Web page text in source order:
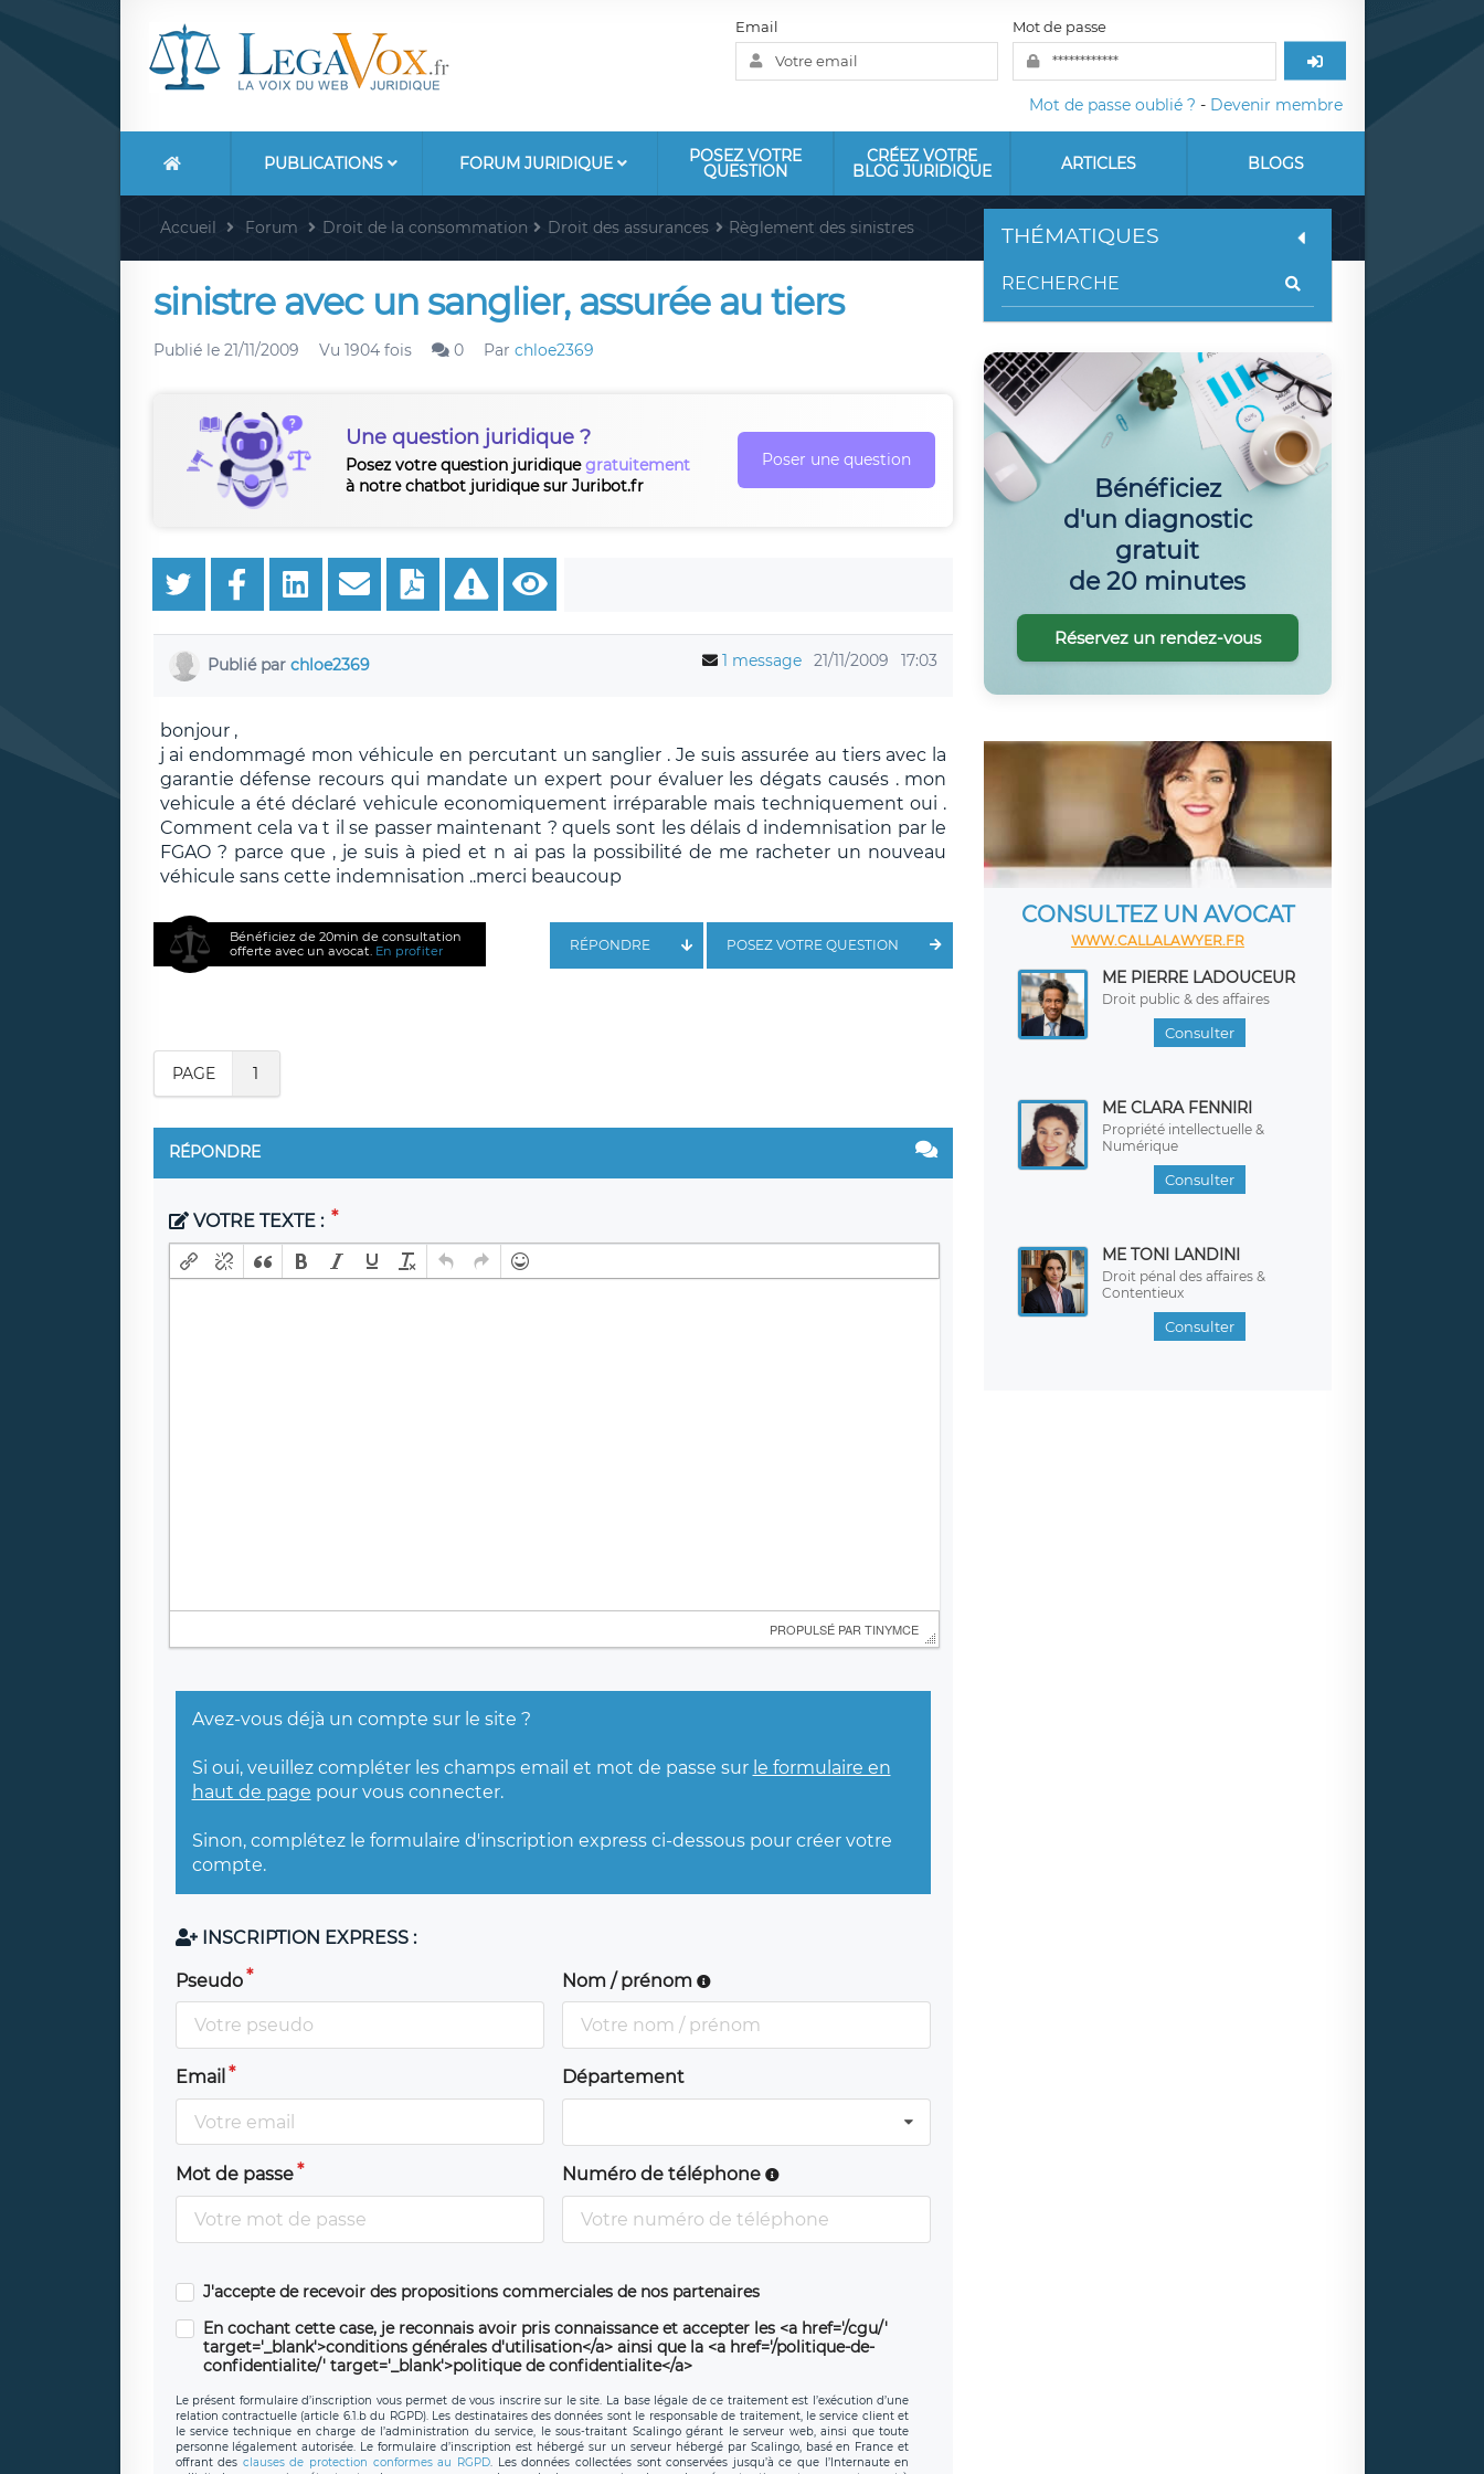
Email Mot de passe
Mot de passe oublié ? - Devenir membre
PUBLICATIONS FORUM JURIDIQUE POSEZ VOTRE
QUESTION
CRÉEZ VOTRE
BLOG JURIDIQUE ARTICLES BLOGS
Accueil Forum Droit de la consommation Droit des assurances Règlement des sinistres
sinistre avec un sanglier, assurée au tiers
Publié le 21/11/2009 Vu 1904 fois 0 Par chloe2369
Une question juridique ?
Posez votre question juridiquegratuitement
à notre chatbot juridique sur Juribot.fr
Poser une question
Publié par chloe2369 1 message 21/11/2009 17:03
bonjour ,
j ai endommagé mon véhicule en percutant un sanglier . Je suis assurée au tiers avec la
garantie défense recours qui mandate un expert pour évaluer les dégats causés . mon
vehicule a été déclaré vehicule economiquement irréparable mais techniquement oui .
Comment cela va t il se passer maintenant ? quels sont les délais d indemnisation par le
FGAO ? parce que , je suis à pied et n ai pas la possibilité de me racheter un nouveau
véhicule sans cette indemnisation ..merci beaucoup
Bénéficiez de 20min de consultation
offerte avec un avocat. En profiter POSEZ VOTRE QUESTION
RÉPONDRE
PAGE 1
RÉPONDRE
VOTRE TEXTE :
PROPULSÉ PAR TINYMCE
Avez-vous déjà un compte sur le site ?
Si oui, veuillez compléter les champs email et mot de passe sur le formulaire en
haut de page pour vous connecter.
Sinon, complétez le formulaire d'inscription express ci-dessous pour créer votre
compte.
INSCRIPTION EXPRESS :
Pseudo Nom / prénom
Email Département
Mot de passe Numéro de téléphone
J'accepte de recevoir des propositions commerciales de nos partenaires
En cochant cette case, je reconnais avoir pris connaissance et accepter les <a href='/cgu/'
target='_blank'>conditions générales d'utilisation</a> ainsi que la <a href='/politique-de-
confidentialite/' target='_blank'>politique de confidentialite</a>
Le présent formulaire d’inscription vous permet de vous inscrire sur le site. La base légale de ce traitement est l’exécution d’une
relation contractuelle (article 6.1.b du RGPD). Les destinataires des données sont le responsable de traitement, le service client et
le service technique en charge de l’administration du service, le sous-traitant Scalingo gérant le serveur web, ainsi que toute
personne légalement autorisée. Le formulaire d’inscription est hébergé sur un serveur hébergé par Scalingo, basé en France et
offrant des clauses de protection conformes au RGPD. Les données collectées sont conservées jusqu’à ce que l’Internaute en
THÉMATIQUES
Bénéficiez
d'un diagnostic
gratuit
de 20 minutes
Réservez un rendez-vous
CONSULTEZ UN AVOCAT
WWW.CALLALAWYER.FR
ME PIERRE LADOUCEUR
Droit public & des affaires
Consulter
ME CLARA FENNIRI
Propriété intellectuelle &
Numérique
Consulter
ME TONI LANDINI
Droit pénal des affaires &
Contentieux
Consulter